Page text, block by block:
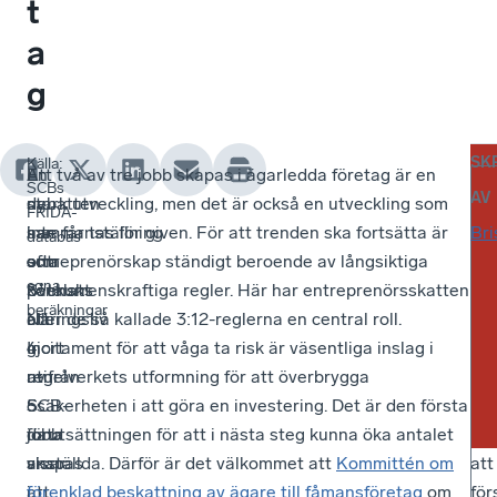
t
a
g
I
debatten
har
ofta
påtalats
att
4
av
5
jobb
skapas
i
En
ny
sammanställning
som
Svenskt
Näringsliv
gjort
utifrån
SCB-
data
visar
att
Källa:
SCBs
FRIDA-
databas
och
egna
beräkningar
Att två av tre jobb skapas i ägarledda företag är en
stark utveckling, men det är också en utveckling som
inte får tas för given. För att trenden ska fortsätta är
entreprenörskap ständigt beroende av långsiktiga
konkurrenskraftiga regler. Här har entreprenörsskatten
eller de så kallade 3:12-reglerna en central roll.
Incitament för att våga ta risk är väsentliga inslag i
regelverkets utformning för att överbrygga
osäkerheten i att göra en investering. Det är den första
förutsättningen för att i nästa steg kunna öka antalet
anställda. Därför är det välkommet att Kommittén om
förenklad beskattning av ägare till fåmansföretag om
att
AV